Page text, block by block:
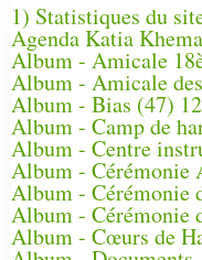
1) Statistiques du
Agenda Katia
Album - Amicale
Album - Amicale
Album - Bias (47)
Album - Camp de
Album - Centre
Album - Cérémonie
Album - Cérémonie
Album - Cérémonie
Album - Cœurs de